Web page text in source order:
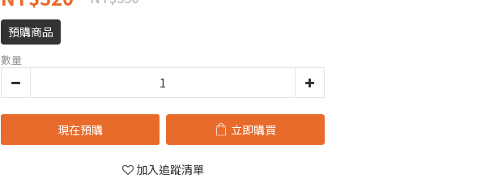
預購商品
數量
現在預購 立即購買
加入追蹤清單